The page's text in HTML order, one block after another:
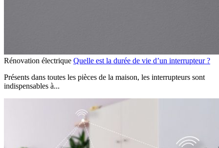
Rénovation électrique Quelle est la durée de vie d’un interrupteur ?
Présents dans toutes les pièces de la maison, les interrupteurs sont
indispensables à...